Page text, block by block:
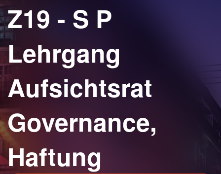
Z19 - S P
Lehrgang
Aufsichtsrat
Governance,
Haftung